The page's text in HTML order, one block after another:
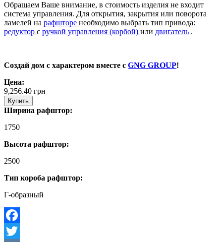
Обращаем Ваше внимание, в стоимость изделия не входит
система управления. Для открытия, закрытия или поворота
ламелей на рафшторе необходимо выбрать тип привода:
редуктор с ручкой управления (корбой) или двигатель .
Создай дом с характером вместе с GNG GROUP!
Цена:
9,256.40 грн
Купить
Ширина рафштор:
1750
Высота рафштор:
2500
Тип короба рафштор:
Г-образный
Facebook